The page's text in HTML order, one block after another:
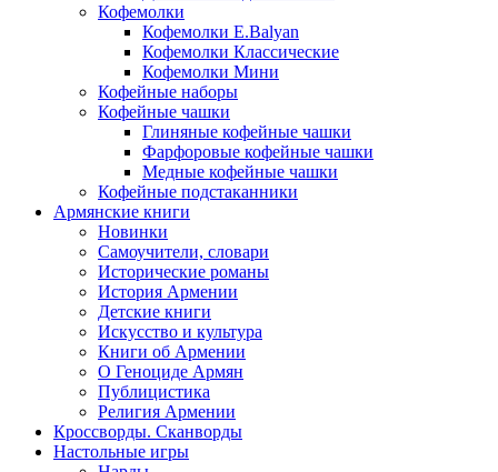
Кофемолки
Кофемолки E.Balyan
Кофемолки Классические
Кофемолки Мини
Кофейные наборы
Кофейные чашки
Глиняные кофейные чашки
Фарфоровые кофейные чашки
Медные кофейные чашки
Кофейные подстаканники
Армянские книги
Новинки
Самоучители, словари
Исторические романы
История Армении
Детские книги
Иcкусство и культура
Книги об Армении
О Геноциде Армян
Публицистика
Религия Армении
Кроссворды. Сканворды
Настольные игры